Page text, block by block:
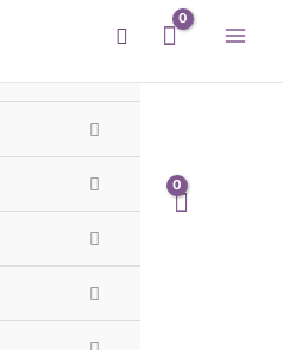
Buscar
925
con cristales